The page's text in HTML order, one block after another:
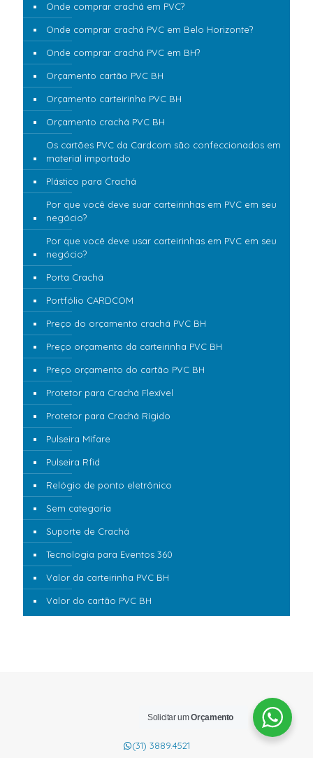
Onde comprar crachá em PVC?
Onde comprar crachá PVC em Belo Horizonte?
Onde comprar crachá PVC em BH?
Orçamento cartão PVC BH
Orçamento carteirinha PVC BH
Orçamento crachá PVC BH
Os cartões PVC da Cardcom são confeccionados em
material importado
Plástico para Crachá
Por que você deve suar carteirinhas em PVC em seu
negócio?
Por que você deve usar carteirinhas em PVC em seu
negócio?
Porta Crachá
Portfólio CARDCOM
Preço do orçamento crachá PVC BH
Preço orçamento da carteirinha PVC BH
Preço orçamento do cartão PVC BH
Protetor para Crachá Flexível
Protetor para Crachá Rígido
Pulseira Mifare
Pulseira Rfid
Relógio de ponto eletrônico
Sem categoria
Suporte de Crachá
Tecnologia para Eventos 360
Valor da carteirinha PVC BH
Valor do cartão PVC BH
(31) 3889.4521
Solicitar umOrçamento